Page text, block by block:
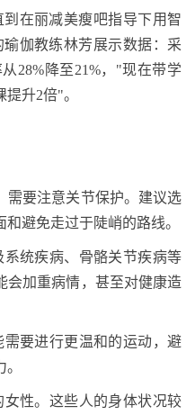
在丽减美瘦吧指导下用智
瑜伽教练林芳展示数据：采
28%降至21%， "现在带学
提升2倍"。
需要注意关节保护。建议选
避免走过于陡峭的路线。
统疾病、骨骼关节疾病等
会加重病情，甚至对健康造
要进行更温和的运动，避
性。这些人的身体状况较